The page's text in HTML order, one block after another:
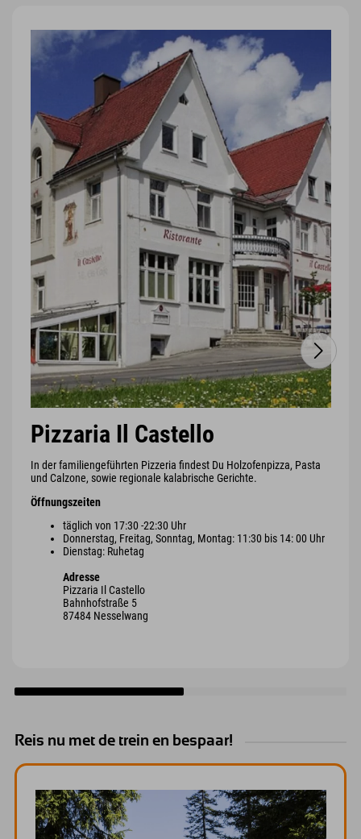
Pizzaria Il Castello
In der familiengeführten Pizzeria findest Du Holzofenpizza, Pasta
und Calzone, sowie regionale kalabrische Gerichte.
Öffnungszeiten
täglich von 17:30 -22:30 Uhr
Donnerstag, Freitag, Sonntag, Montag: 11:30 bis 14: 00 Uhr
Dienstag: Ruhetag
Adresse
Pizzaria Il Castello
Bahnhofstraße 5
87484 Nesselwang
Reis nu met de trein en bespaar!